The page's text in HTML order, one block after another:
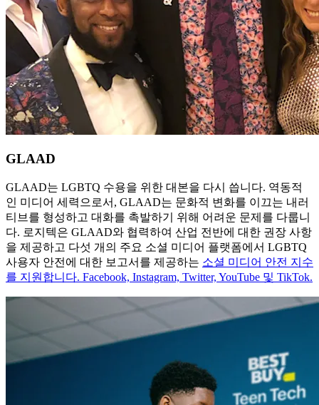
GLAAD
GLAAD는 LGBTQ 수용을 위한 대본을 다시 씁니다. 역동적
인 미디어 세력으로서, GLAAD는 문화적 변화를 이끄는 내러
티브를 형성하고 대화를 촉발하기 위해 어려운 문제를 다룹니
다. 로지텍은 GLAAD와 협력하여 산업 전반에 대한 권장 사항
을 제공하고 다섯 개의 주요 소셜 미디어 플랫폼에서 LGBTQ
사용자 안전에 대한 보고서를 제공하는 소셜 미디어 안전 지수
를 지원합니다. Facebook, Instagram, Twitter, YouTube 및 TikTok.